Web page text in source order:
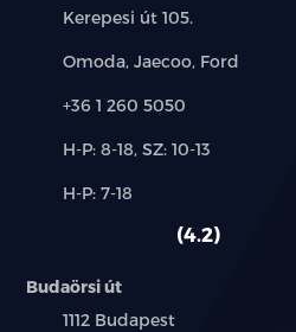
oldallégzsák
szervokormány
színezett üveg
tábla-felismerő funkció
Cím:
Kerepesi út 105.
Márkák:
Omoda, Jaecoo, Ford
Telefon:
+36 1 260 5050
Új-
használt
H-P: 8-18, SZ: 10-13
Alkatrész,
H-P: 7-18
4.2
Budaörsi út
Település:
1112 Budapest